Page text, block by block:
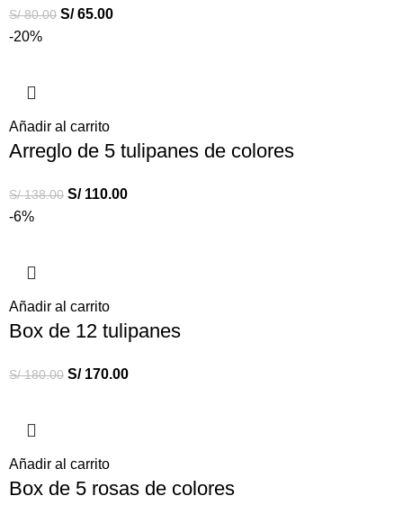
S/80.00 S/65.00
-20%
Añadir al carrito
Arreglo de 5 tulipanes de colores
S/138.00 S/110.00
-6%
Añadir al carrito
Box de 12 tulipanes
S/180.00 S/170.00
Añadir al carrito
Box de 5 rosas de colores